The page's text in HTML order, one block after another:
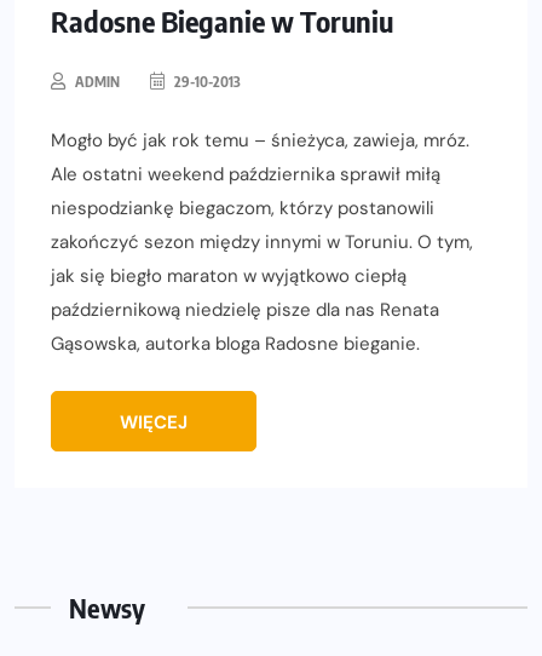
Radosne Bieganie w Toruniu
ADMIN 29-10-2013
Mogło być jak rok temu – śnieżyca, zawieja, mróz.
Ale ostatni weekend października sprawił miłą
niespodziankę biegaczom, którzy postanowili
zakończyć sezon między innymi w Toruniu. O tym,
jak się biegło maraton w wyjątkowo ciepłą
październikową niedzielę pisze dla nas Renata
Gąsowska, autorka bloga Radosne bieganie.
WIĘCEJ
Newsy